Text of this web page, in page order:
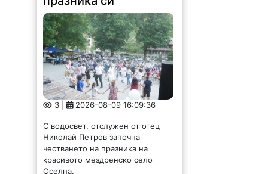
3 | 2026-08-09 16:09:36
Николай Петров започна
честването на празника на
красивото мездренско село
Оселна.